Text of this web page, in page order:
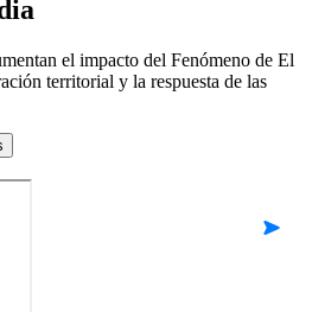
el impacto del Fenómeno de El
territorial y la respuesta de las